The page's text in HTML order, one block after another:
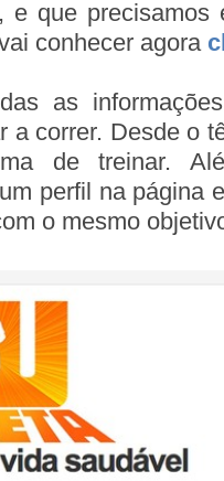
e que precisamos
conhecer agora
as
a correr. Desde o
de treinar.
perfil na página
o mesmo